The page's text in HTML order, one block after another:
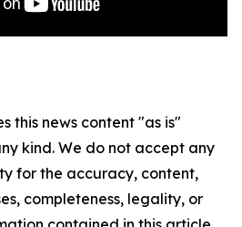
this news content "as is"
kind. We do not accept any
for the accuracy, content,
completeness, legality, or